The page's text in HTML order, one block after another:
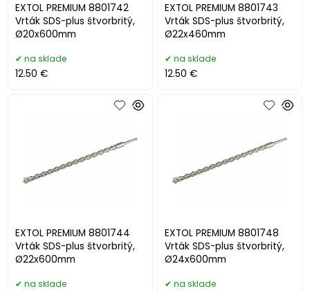
EXTOL PREMIUM 8801742
Vrták SDS-plus štvorbritý,
Ø20x600mm
na sklade
12.50 €
EXTOL PREMIUM 8801743
Vrták SDS-plus štvorbritý,
Ø22x460mm
na sklade
12.50 €
EXTOL PREMIUM 8801744
Vrták SDS-plus štvorbritý,
Ø22x600mm
na sklade
EXTOL PREMIUM 8801748
Vrták SDS-plus štvorbritý,
Ø24x600mm
na sklade